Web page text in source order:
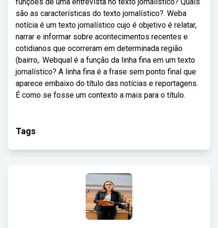
são as características do texto jornalístico?. Weba
notícia é um texto jornalístico cujo é objetivo é relatar,
narrar e informar sobre acontecimentos recentes e
cotidianos que ocorreram em determinada região
(bairro,. Webqual é a função da linha fina em um texto
jornalístico? A linha fina é a frase sem ponto final que
aparece embaixo do título das notícias e reportagens.
É como se fosse um contexto a mais para o título.
Tags